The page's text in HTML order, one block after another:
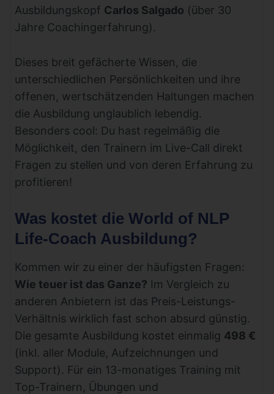
Ausbildungskopf Carlos Salgado (über 30
Jahre Coachingerfahrung).
Dieses breit gefächerte Wissen, die
unterschiedlichen Persönlichkeiten und ihre
offenen, wertschätzenden Haltungen machen
die Ausbildung unglaublich lebendig.
Besonders cool: Du hast regelmäßig die
Möglichkeit, den Trainern im Live-Call direkt
Fragen zu stellen und von deren Erfahrung zu
profitieren!
Was kostet die World of NLP
Life-Coach Ausbildung?
Kommen wir zu einer der häufigsten Fragen:
Wie teuer ist das Ganze? Im Vergleich zu
anderen Anbietern ist das Preis-Leistungs-
Verhältnis wirklich fast schon absurd günstig.
Die gesamte Ausbildung kostet einmalig 498 €
(inkl. aller Module, Aufzeichnungen und
Support). Für ein 13-monatiges Training mit
Top-Trainern, Übungen und